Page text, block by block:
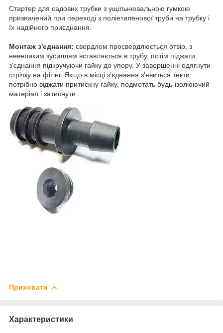
Стартер для садових трубки з ущільнювальною гумкою
призначений при переході з поліетиленової труби на трубку і
їх надійного приєднання.
Монтаж з'єднання: свердлом просвердлюється отвір, з
невеликим зусиллям вставляється в трубу, потім піджати
з'єднання підкручуючи гайку до упору. У завершенні одягнути
стрічку на фітінг. Якщо в місці з'єднання з'явиться текти,
потрібно віджати притискну гайку, подмотать будь-ізолюючий
матеріал і затиснути.
Приховати
Характеристики